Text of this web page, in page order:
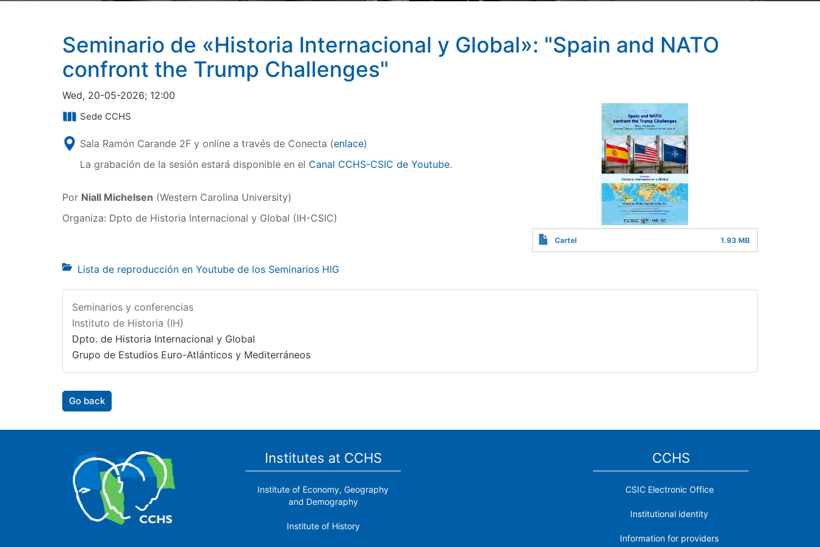
Seminario de «Historia Internacional y Global»: "Spain and NATO
confront the Trump Challenges"
Wed, 20-05-2026; 12:00
Sede CCHS
Sala Ramón Carande 2F y online a través de Conecta (enlace)
La grabación de la sesión estará disponible en el Canal CCHS-CSIC de Youtube.
Por Niall Michelsen (Western Carolina University)
Organiza: Dpto de Historia Internacional y Global (IH-CSIC)
Cartel 1.93 MB
Lista de reproducción en Youtube de los Seminarios HIG
Seminarios y conferencias
Instituto de Historia (IH)
Dpto. de Historia Internacional y Global
Grupo de Estudios Euro-Atlánticos y Mediterráneos
Go back
Institutes at CCHS
Institute of Economy, Geography
and Demography
Institute of History
CCHS
CSIC Electronic Office
Institutional identity
Information for providers